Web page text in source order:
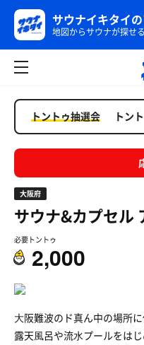
サウナイキタイ
地図からサウナが探せ
トントゥ抽選会 トン
大阪府
サウナ&カプセル
必要トントゥ
2,000
⼤阪難波のド真ん中の場所に
露天⾵呂や流⽔プールをは